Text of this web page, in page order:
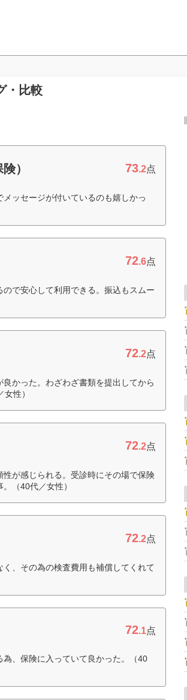
・比較
） 73.2点
ッセージが付いているのも嬉しかっ
72.6点
で安心して利用できる。振込もスムー
72.2点
かった。わざわざ書類を提出してから
性）
72.2点
が感じられる。受診時にその場で保険
（40代／女性）
72.2点
、その為の検査費用も補償してくれて
72.1点
、保険に入っていて良かった。（40